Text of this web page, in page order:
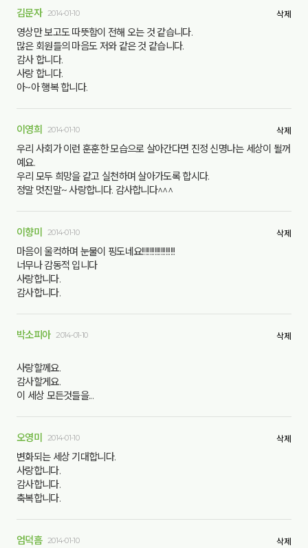
김문자 2014-01-10 삭제
영상만 보고도 따뜻함이 전해 오는 것 같습니다.
많은 회원들의 마음도 저와 같은 것 같습니다.
감사 합니다.
사랑 합니다.
아~아 행복 합니다.
이영희 2014-01-10 삭제
우리 사회가 이런 훈훈한 모습으로 살아간다면 진정 신명나는 세상이 될꺼
예요.
우리 모두 희망을 같고 실천하며 살아가도록 합시다.
정말 멋진말~ 사랑합니다. 감사합니다^^^
이향미 2014-01-10 삭제
마음이 울컥하며 눈물이 핑도네요!!!!!!!!!!!!!!!!!!!!!
너무나 감동적 입니다
사랑합니다.
감사합니다.
박소피아 2014-01-10 삭제
사랑할께요.
감사할게요.
이 세상 모든것들을...
오영미 2014-01-10 삭제
변화되는 세상 기대합니다.
사랑합니다.
감사합니다.
축복합니다.
엄덕흠 2014-01-10 삭제